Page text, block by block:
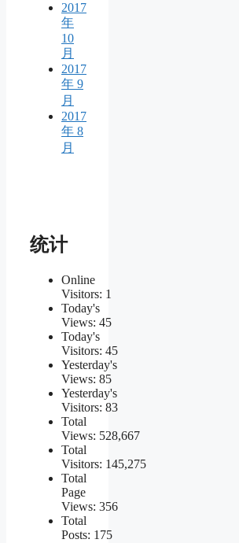
2017
年
10
月
2017
年 9
月
2017
年 8
月
统计
Online
Visitors: 1
Today's
Views: 45
Today's
Visitors: 45
Yesterday's
Views: 85
Yesterday's
Visitors: 83
Total
Views: 528,667
Total
Visitors: 145,275
Total
Page
Views: 356
Total
Posts: 175